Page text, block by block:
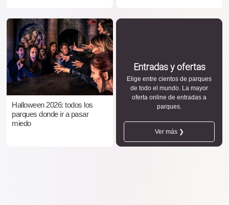
Halloween 2026: todos los
parques donde ir a pasar
miedo
Entradas y ofertas
Elige entre cientos de parques
de todo el mundo. La mayor
oferta online de entradas a
parques.
Ver más ❯